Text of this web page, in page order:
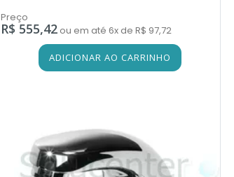
Preço
R$ 555,42 ou em até 6x de R$ 97,72
ADICIONAR AO CARRINHO